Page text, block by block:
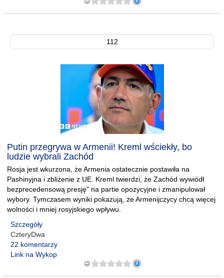
112
Putin przegrywa w Armenii! Kreml wściekły, bo
ludzie wybrali Zachód
Rosja jest wkurzona, że Armenia ostatecznie postawiła na
Pashinyjna i zbliżenie z UE. Kreml twierdzi, że Zachód wywiódł
bezprecedensową presję" na partie opozycyjne i zmanipulował
wybory. Tymczasem wyniki pokazują, że Armenijczycy chcą więcej
wolności i mniej rosyjskiego wpływu.
Szczegóły
CzteryDwa
22 komentarzy
Link na Wykop